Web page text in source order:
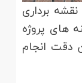
برداری
های پروژه
دقت انجام